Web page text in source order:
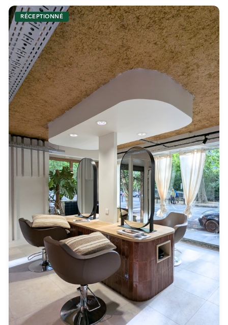
RÉCEPTIONNÉ